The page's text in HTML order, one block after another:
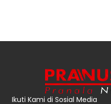
Ikuti Kami di Sosial Media